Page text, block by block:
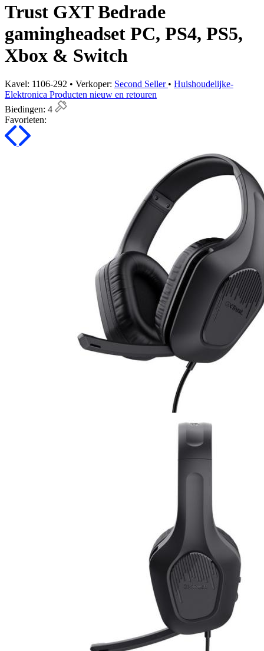
Trust GXT Bedrade
gamingheadset PC, PS4, PS5,
Xbox & Switch
Kavel: 1106-292 • Verkoper: Second Seller • Huishoudelijke-
Elektronica Producten nieuw en retouren
Biedingen: 4
Favorieten: